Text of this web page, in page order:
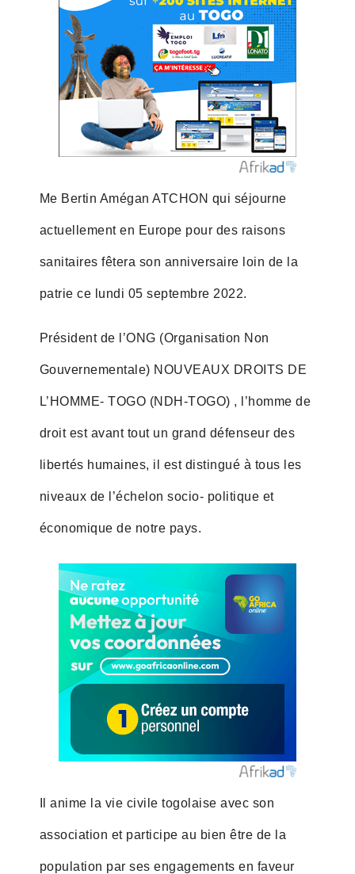
Me Bertin Amégan ATCHON qui séjourne
actuellement en Europe pour des raisons
sanitaires fêtera son anniversaire loin de la
patrie ce lundi 05 septembre 2022.
Président de l’ONG (Organisation Non
Gouvernementale) NOUVEAUX DROITS DE
L’HOMME- TOGO (NDH-TOGO) , l’homme de
droit est avant tout un grand défenseur des
libertés humaines, il est distingué à tous les
niveaux de l’échelon socio- politique et
économique de notre pays.
Il anime la vie civile togolaise avec son
association et participe au bien être de la
population par ses engagements en faveur